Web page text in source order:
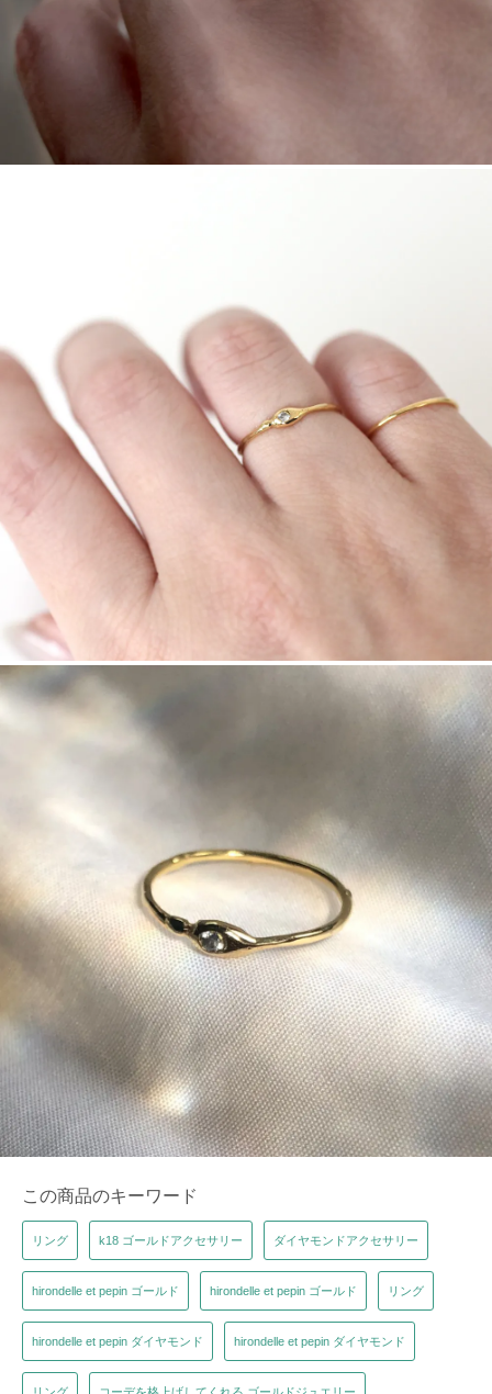
この商品のキーワード
リング k18 ゴールドアクセサリー ダイヤモンドアクセサリー
hirondelle et pepin ゴールド hirondelle et pepin ゴールド リング
hirondelle et pepin ダイヤモンド hirondelle et pepin ダイヤモンド